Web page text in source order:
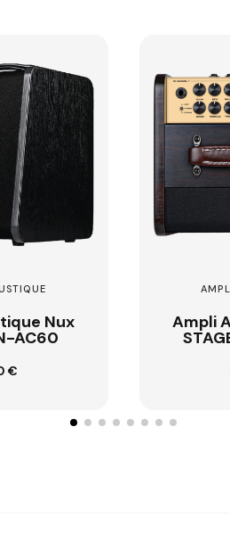
Ampli Acoustique Nux
STAGEMAN2-AC80